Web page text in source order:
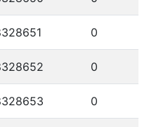
0
0
0